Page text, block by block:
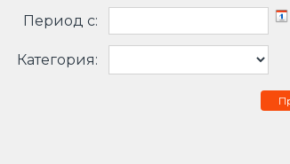
Период c:
Категория: